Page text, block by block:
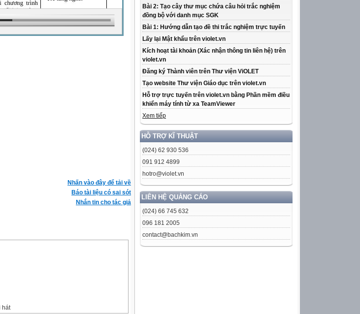
Bài 2: Tạo cây thư mục chứa câu hỏi trắc nghiệm
đồng bộ với danh mục SGK
Bài 1: Hướng dẫn tạo đề thi trắc nghiệm trực tuyến
Lấy lại Mật khẩu trên violet.vn
Kích hoạt tài khoản (Xác nhận thông tin liên hệ) trên
violet.vn
Đăng ký Thành viên trên Thư viện ViOLET
Tạo website Thư viện Giáo dục trên violet.vn
Hỗ trợ trực tuyến trên violet.vn bằng Phần mềm điều
khiển máy tính từ xa TeamViewer
Xem tiếp
HỖ TRỢ KĨ THUẬT
(024) 62 930 536
091 912 4899
hotro@violet.vn
LIÊN HỆ QUẢNG CÁO
(024) 66 745 632
096 181 2005
contact@bachkim.vn
Nhấn vào đây để tải về
Báo tài liệu có sai sót
Nhắn tin cho tác giả
hát